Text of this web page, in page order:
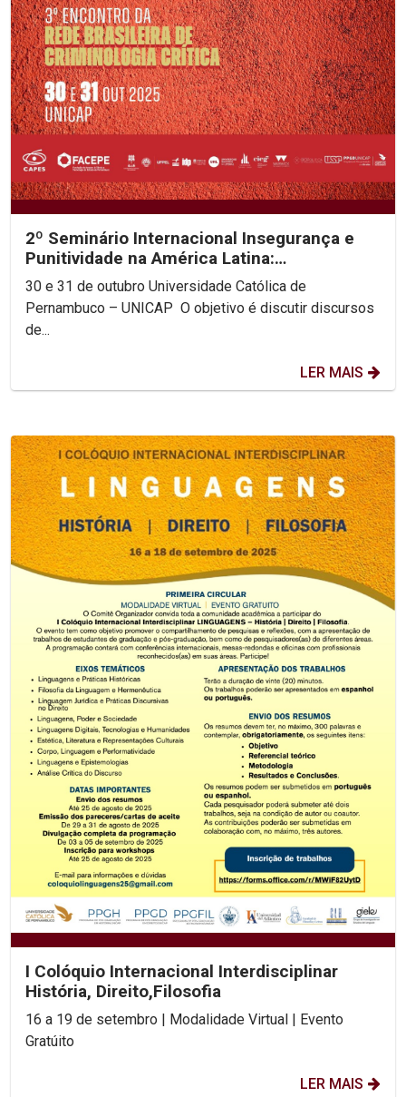
2º Seminário Internacional Insegurança e
Punitividade na América Latina:
decolonialidade e as...
30 e 31 de outubro Universidade Católica de
Pernambuco – UNICAP O objetivo é discutir discursos
de...
LER MAIS
I Colóquio Internacional Interdisciplinar
História, Direito,Filosofia
16 a 19 de setembro | Modalidade Virtual | Evento
LER MAIS